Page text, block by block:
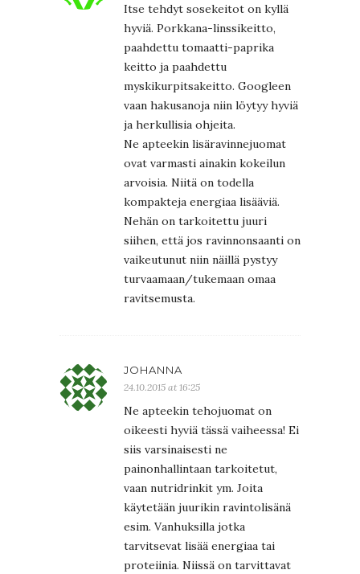
Itse tehdyt sosekeitot on kyllä
hyviä. Porkkana-linssikeitto,
paahdettu tomaatti-paprika
keitto ja paahdettu
myskikurpitsakeitto. Googleen
vaan hakusanoja niin löytyy hyviä
ja herkullisia ohjeita.
Ne apteekin lisäravinnejuomat
ovat varmasti ainakin kokeilun
arvoisia. Niitä on todella
kompakteja energiaa lisääviä.
Nehän on tarkoitettu juuri
siihen, että jos ravinnonsaanti on
vaikeutunut niin näillä pystyy
turvaamaan/tukemaan omaa
ravitsemusta.
JOHANNA
24.10.2015 at 16:25
Ne apteekin tehojuomat on
oikeesti hyviä tässä vaiheessa! Ei
siis varsinaisesti ne
painonhallintaan tarkoitetut,
vaan nutridrinkit ym. Joita
käytetään juurikin ravintolisänä
esim. Vanhuksilla jotka
tarvitsevat lisää energiaa tai
proteiinia. Niissä on tarvittavat